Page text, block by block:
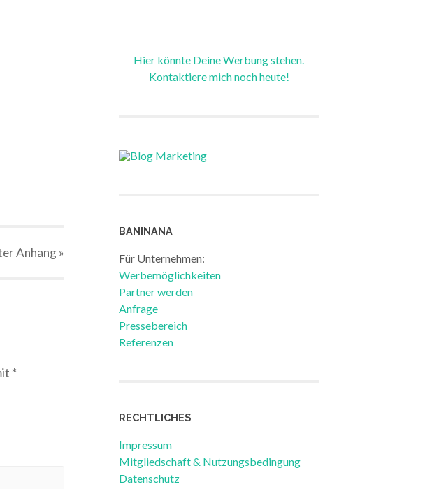
Anhang»
*
Hier könnte Deine Werbung stehen.
Kontaktiere mich noch heute!
BANINANA
Für Unternehmen:
Werbemöglichkeiten
Partner werden
Anfrage
Pressebereich
Referenzen
RECHTLICHES
Impressum
Mitgliedschaft & Nutzungsbedingung
Datenschutz